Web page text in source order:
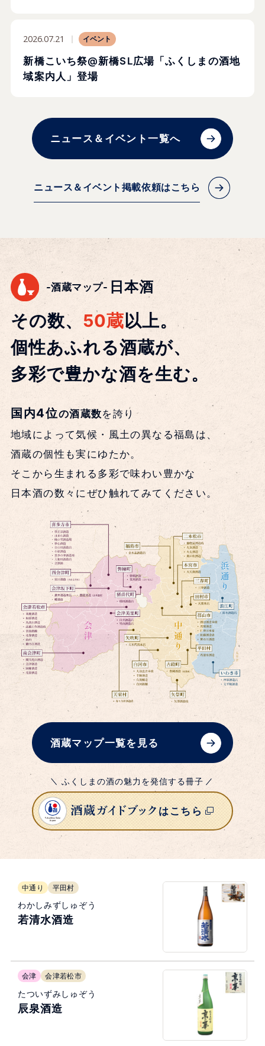
2026.07.21 イベント
新橋こいち祭@新橋SL広場「ふくしまの酒地
域案内人」登場
ニュース＆イベント一覧へ
ニュース＆イベント掲載依頼はこちら
-酒蔵マップ- 日本酒
その数、 50蔵以上。
個性あふれる酒蔵が、
多彩で豊かな酒を生む。
国内4位の酒蔵数を誇り
地域によって気候・風土の異なる福島は、
酒蔵の個性も実にゆたか。
そこから生まれる多彩で味わい豊かな
日本酒の数々にぜひ触れてみてください。
酒蔵マップ一覧を見る
ふくしまの酒の魅力を発信する冊子
はこちら
中通り 平田村
わかしみずしゅぞう
若清水酒造
会津 会津若松市
たついずみしゅぞう
辰泉酒造